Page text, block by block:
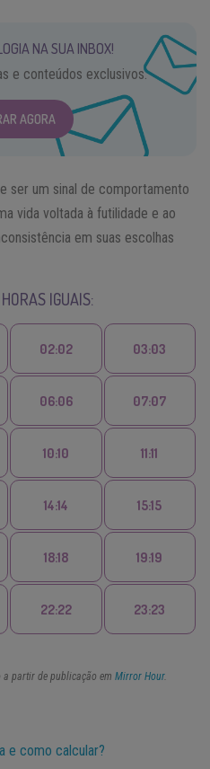
NA SUA INBOX!
e conteúdos exclusivos.
AGORA
ser um sinal de comportamento
vida voltada à futilidade e ao
em suas escolhas
IGUAIS:
02:02 03:03
06:06 07:07
10:10 11:11
14:14 15:15
18:18 19:19
22:22 23:23
a partir de publicação em Mirror Hour.
e como calcular?